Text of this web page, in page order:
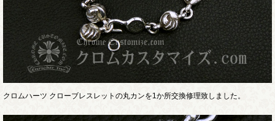
クロムハーツ クローブレスレットの丸カンを1か所交換修理致しました。